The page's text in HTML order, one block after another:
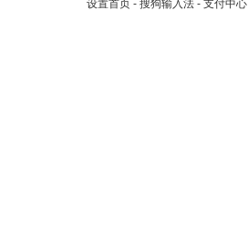
设置首页 - 搜狗输入法 - 支付中心